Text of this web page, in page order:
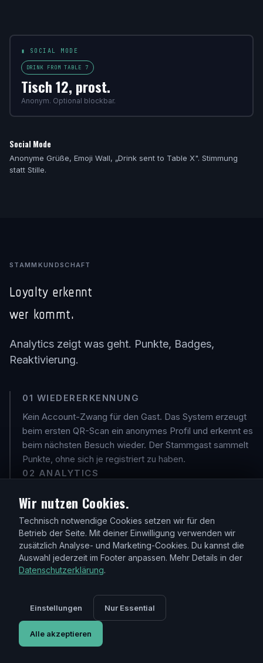
▮ SOCIAL MODE
DRINK FROM TABLE 7
Tisch 12, prost.
Anonym. Optional blockbar.
Social Mode
Anonyme Grüße, Emoji Wall, „Drink sent to Table X". Stimmung
statt Stille.
STAMMKUNDSCHAFT
Loyalty erkennt
wer kommt.
Analytics zeigt was geht. Punkte, Badges,
Reaktivierung.
01 WIEDERERKENNUNG
Kein Account-Zwang für den Gast. Das System erzeugt
beim ersten QR-Scan ein anonymes Profil und erkennt es
beim nächsten Besuch wieder. Der Stammgast sammelt
Punkte, ohne sich je registriert zu haben.
02 ANALYTICS
nach Wochentag. Du siehst wann dein Stammpublikum
kommt, was es bestellt und wo der Übergang von
Erstbesucher zu Stammgast abbricht.
03 REAKTIVIERUNG
Stammgäste, die vier Wochen nicht da waren, erscheinen
Beim nächsten Scan bekommen sie automatisch ein
Willkommens-Angebot. Du entscheidest den Trigger.
Wir nutzen Cookies.
Technisch notwendige Cookies setzen wir für den
Betrieb der Seite. Mit deiner Einwilligung verwenden wir
zusätzlich Analyse- und Marketing-Cookies. Du kannst die
Auswahl jederzeit im Footer anpassen. Mehr Details in der
Datenschutzerklärung.
Einstellungen Nur Essential
Alle akzeptieren